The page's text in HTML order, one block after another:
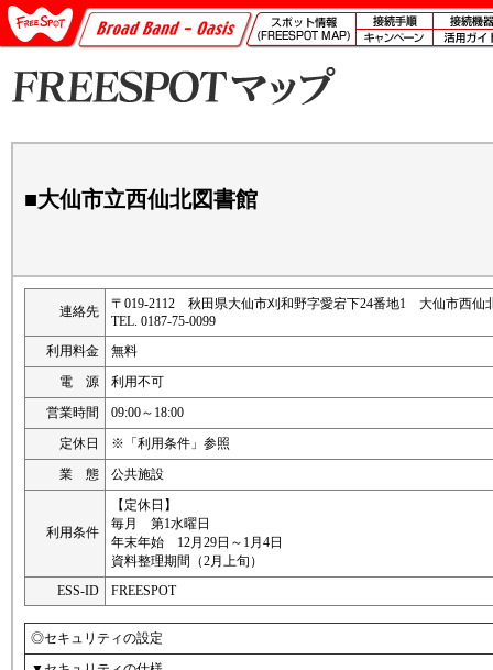
■大仙市立西仙北図書館
連絡先
〒019-2112 秋田県大仙市刈和野字愛宕下24番地1 大仙市西仙
TEL. 0187-75-0099
利用料金
無料
電 源
利用不可
営業時間
09:00～18:00
定休日
※「利用条件」参照
業 態
公共施設
利用条件
【定休日】
毎月 第1水曜日
年末年始 12月29日～1月4日
資料整理期間（2月上旬）
ESS-ID
FREESPOT
◎セキュリティの設定